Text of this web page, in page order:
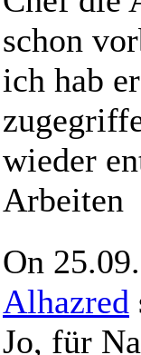
schon
ich hab
wieder
Arbeiten
On
Alhazred
Jo, für